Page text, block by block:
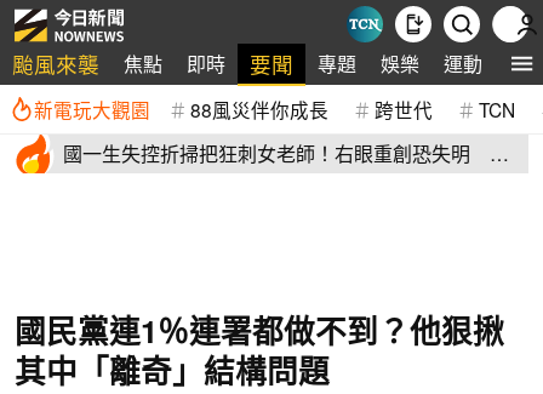
颱風來襲 焦點 即時 要聞 專題 娛樂 運動 全
新電玩大觀園 88風災伴你成長 跨世代 TCN
國一生失控折掃把狂刺女老師！右眼重創恐失明 全
國民黨連1％連署都做不到？他狠揪
其中「離奇」結構問題